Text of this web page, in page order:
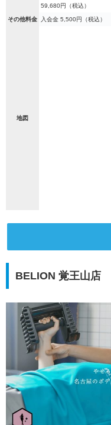
59,680円（税込）
その他料金 入会金 5,500円（税込）
地図
BELION 覚王山店